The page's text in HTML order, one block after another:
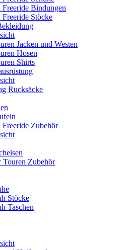
Freeride Bindungen
Stöcke
Jacken und Westen
Hosen
Shirts
Rucksäcke
Freeride Zubehör
Touren Zubehör
Stöcke
Taschen